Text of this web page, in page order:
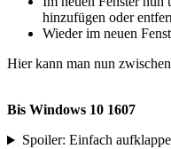
hinzufügen oder
Wieder im neuen
Hier kann man nun
Bis Windows 10 1607
Spoiler: Einfach